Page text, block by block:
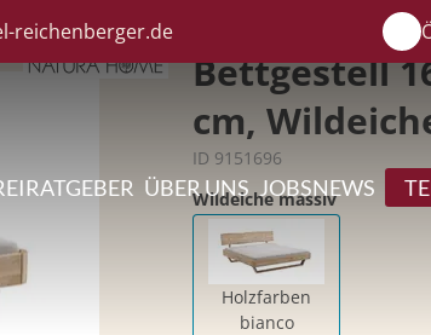
reichenberger.de
RATGEBER ÜBER UNS JOBSNEWS
Bettgestell
cm,
ID 9151696
Wildeiche massiv
Holzfarben
bianco